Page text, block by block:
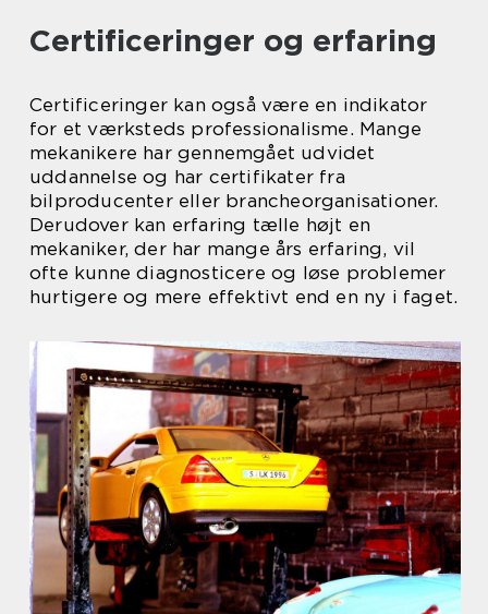
Certificeringer og erfaring
Certificeringer kan også være en indikator
for et værksteds professionalisme. Mange
mekanikere har gennemgået udvidet
uddannelse og har certifikater fra
bilproducenter eller brancheorganisationer.
Derudover kan erfaring tælle højt en
mekaniker, der har mange års erfaring, vil
ofte kunne diagnosticere og løse problemer
hurtigere og mere effektivt end en ny i faget.